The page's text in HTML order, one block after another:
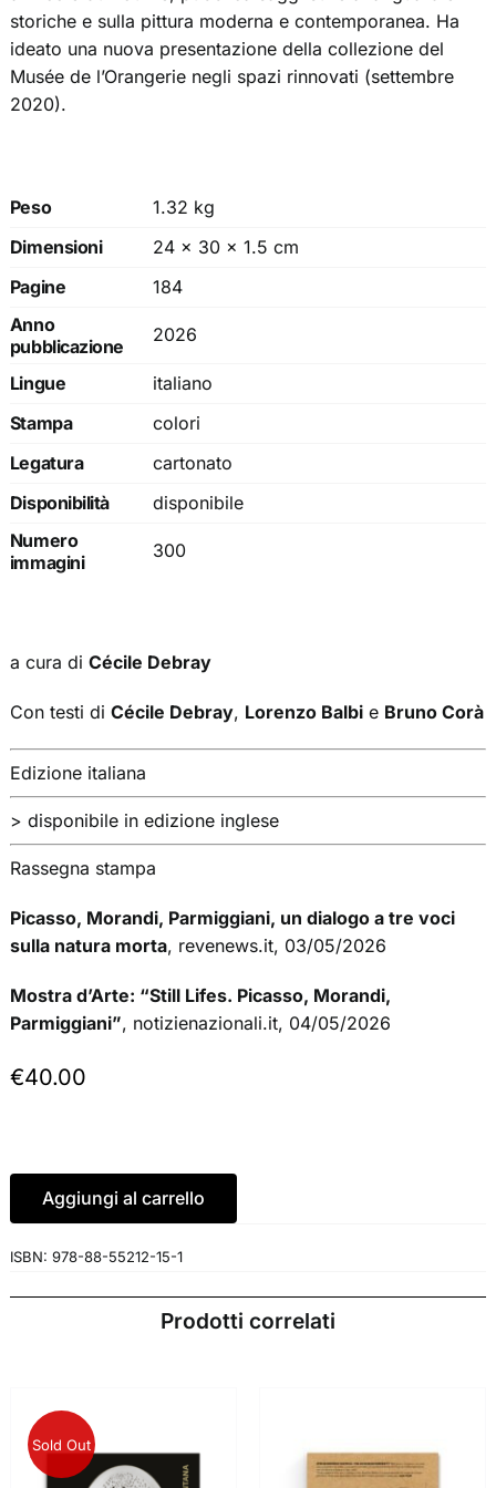
storiche e sulla pittura moderna e contemporanea. Ha
ideato una nuova presentazione della collezione del
Musée de l’Orangerie negli spazi rinnovati (settembre
2020).
Peso
1.32 kg
Dimensioni
24 × 30 × 1.5 cm
Pagine
184
Anno
pubblicazione
2026
Lingue
italiano
Stampa
colori
Legatura
cartonato
Disponibilità
disponibile
Numero
immagini
300
a cura di Cécile Debray
Con testi di Cécile Debray, Lorenzo Balbie Bruno Corà
Edizione italiana
> disponibile in edizione inglese
Rassegna stampa
Picasso, Morandi, Parmiggiani, un dialogo a tre voci
sulla natura morta, revenews.it, 03/05/2026
Mostra d’Arte: “Still Lifes. Picasso, Morandi,
Parmiggiani”, notizienazionali.it, 04/05/2026
€40.00
Aggiungi al carrello
ISBN: 978-88-55212-15-1
Prodotti correlati
Sold Out